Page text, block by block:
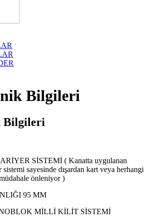
Bilgileri
Bilgileri
SİSTEMİ ( Kanatta uygulanan
sayesinde dışardan kart veya herhangi
önleniyor )
95 MM
MİLLİ KİLİT SİSTEMİ